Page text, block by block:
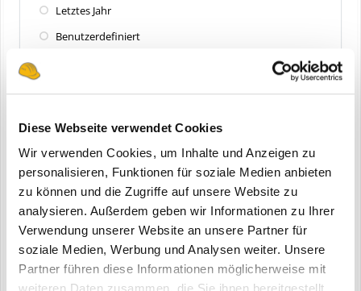
Diese Webseite verwendet Cookies
Wir verwenden Cookies, um Inhalte und Anzeigen zu
personalisieren, Funktionen für soziale Medien anbieten
zu können und die Zugriffe auf unsere Website zu
analysieren. Außerdem geben wir Informationen zu Ihrer
Verwendung unserer Website an unsere Partner für
soziale Medien, Werbung und Analysen weiter. Unsere
Partner führen diese Informationen möglicherweise mit
Letztes Jahr
Benutzerdefiniert
Zuletzt aktualisiert
Letzte 24 Stunden
Letzte Woche
Letzter Monat
Letzte Sechs Monate
Letztes Jahr
Benutzerdefiniert